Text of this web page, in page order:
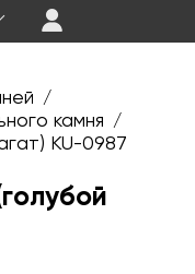
/
камня /
KU-0987